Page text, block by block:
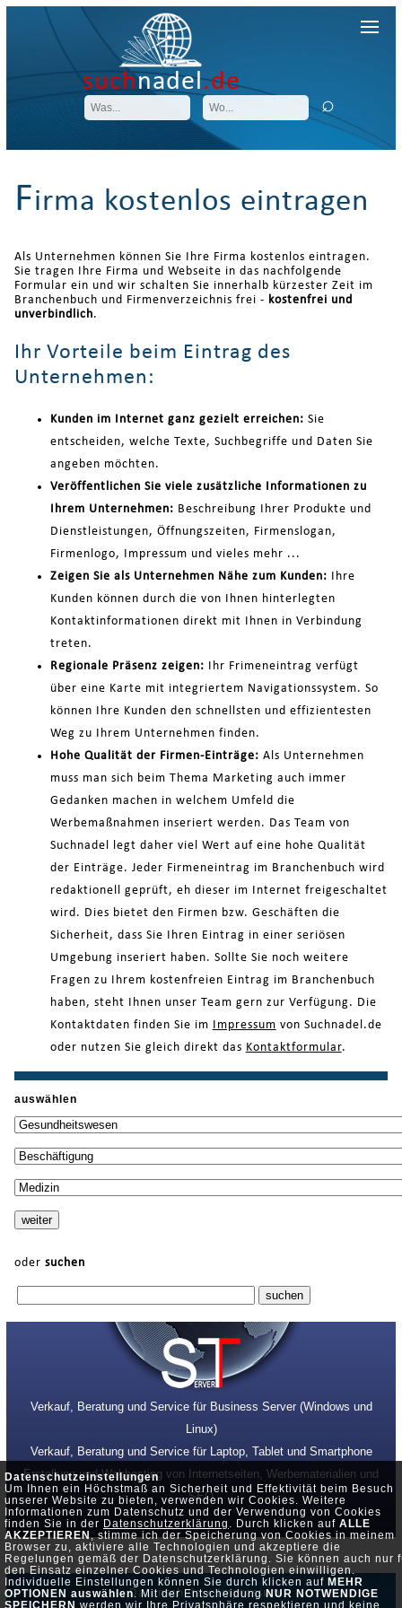
Datenschutzeinstellungen
Um Ihnen ein Höchstmaß an Sicherheit und Effektivität beim Besuch
unserer Website zu bieten, verwenden wir Cookies. Weitere
Informationen zum Datenschutz und der Verwendung von Cookies
finden Sie in der Datenschutzerklärung . Durch klicken auf ALLE
AKZEPTIEREN, stimme ich der Speicherung von Cookies in meinem
Browser zu, aktiviere alle Technologien und akzeptiere die
Regelungen gemäß der Datenschutzerklärung. Sie können auch nur
den Einsatz einzelner Cookies und Technologien einwilligen.
Individuelle Einstellungen können Sie durch klicken auf MEHR
OPTIONEN auswählen. Mit der EntscheidungNUR NOTWENDIGE
SPEICHERN werden wir Ihre Privatsphäre respektieren und keine
suchnadel.de
Firma kostenlos eintragen
Als Unternehmen können Sie Ihre Firma kostenlos eintragen.
Sie tragen Ihre Firma und Webseite in das nachfolgende
Formular ein und wir schalten Sie innerhalb kürzester Zeit im
Branchenbuch und Firmenverzeichnis frei - kostenfrei und
unverbindlich.
Ihr Vorteile beim Eintrag des
Unternehmen:
Kunden im Internet ganz gezielt erreichen: Sie
entscheiden, welche Texte, Suchbegriffe und Daten Sie
angeben möchten.
Veröffentlichen Sie viele zusätzliche Informationen zu
Ihrem Unternehmen: Beschreibung Ihrer Produkte und
Dienstleistungen, Öffnungszeiten, Firmenslogan,
Firmenlogo, Impressum und vieles mehr ...
Zeigen Sie als Unternehmen Nähe zum Kunden: Ihre
Kunden können durch die von Ihnen hinterlegten
Kontaktinformationen direkt mit Ihnen in Verbindung
treten.
Regionale Präsenz zeigen: Ihr Frimeneintrag verfügt
über eine Karte mit integriertem Navigationssystem. So
können Ihre Kunden den schnellsten und effizientesten
Weg zu Ihrem Unternehmen finden.
Hohe Qualität der Firmen-Einträge: Als Unternehmen
muss man sich beim Thema Marketing auch immer
Gedanken machen in welchem Umfeld die
Werbemaßnahmen inseriert werden. Das Team von
Suchnadel legt daher viel Wert auf eine hohe Qualität
der Einträge. Jeder Firmeneintrag im Branchenbuch wird
redaktionell geprüft, eh dieser im Internet freigeschaltet
wird. Dies bietet den Firmen bzw. Geschäften die
Sicherheit, dass Sie Ihren Eintrag in einer seriösen
Umgebung inseriert haben. Sollte Sie noch weitere
Fragen zu Ihrem kostenfreien Eintrag im Branchenbuch
haben, steht Ihnen unser Team gern zur Verfügung. Die
Kontaktdaten finden Sie im
Impressum von Suchnadel.de
oder nutzen Sie gleich direkt das Kontaktformular.
auswählen
oder suchen
Verkauf, Beratung und Service für Business Server (Windows und
Linux)
Verkauf, Beratung und Service für Laptop, Tablet und Smartphone
Erstellung und Webhosting von Internetseiten, Werbematerialien und
SEO
Datenschutz •Impressum